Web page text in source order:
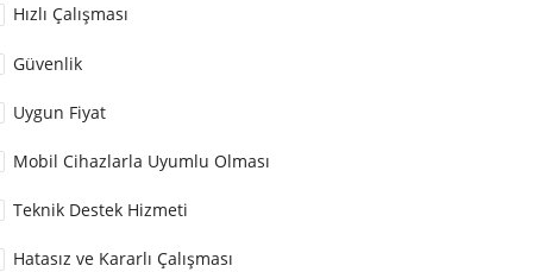
Hızlı Çalışması
Güvenlik
Uygun Fiyat
Mobil Cihazlarla Uyumlu Olması
Teknik Destek Hizmeti
Hatasız ve Kararlı Çalışması